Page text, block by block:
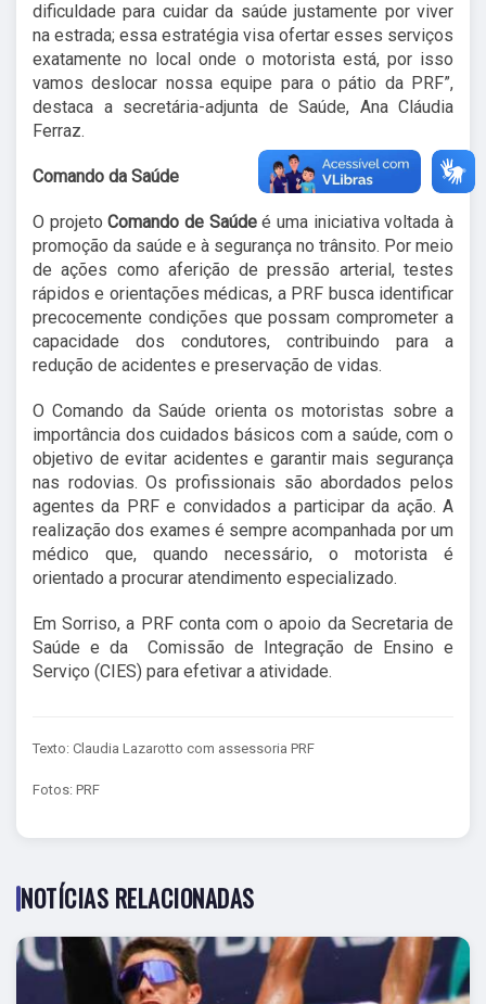
dificuldade para cuidar da saúde justamente por viver
na estrada; essa estratégia visa ofertar esses serviços
exatamente no local onde o motorista está, por isso
vamos deslocar nossa equipe para o pátio da PRF”,
destaca a secretária-adjunta de Saúde, Ana Cláudia
Ferraz.
Comando da Saúde
O projetoComando de Saúdeé uma iniciativa voltada à
promoção da saúde e à segurança no trânsito. Por meio
de ações como aferição de pressão arterial, testes
rápidos e orientações médicas, a PRF busca identificar
precocemente condições que possam comprometer a
capacidade dos condutores, contribuindo para a
redução de acidentes e preservação de vidas.
O Comando da Saúde orienta os motoristas sobre a
importância dos cuidados básicos com a saúde, com o
objetivo de evitar acidentes e garantir mais segurança
nas rodovias. Os profissionais são abordados pelos
agentes da PRF e convidados a participar da ação. A
realização dos exames é sempre acompanhada por um
médico que, quando necessário, o motorista é
orientado a procurar atendimento especializado.
Em Sorriso, a PRF conta com o apoio da Secretaria de
Saúde e da Comissão de Integração de Ensino e
Serviço (CIES) para efetivar a atividade.
Texto: Claudia Lazarotto com assessoria PRF
Fotos: PRF
NOTÍCIAS RELACIONADAS